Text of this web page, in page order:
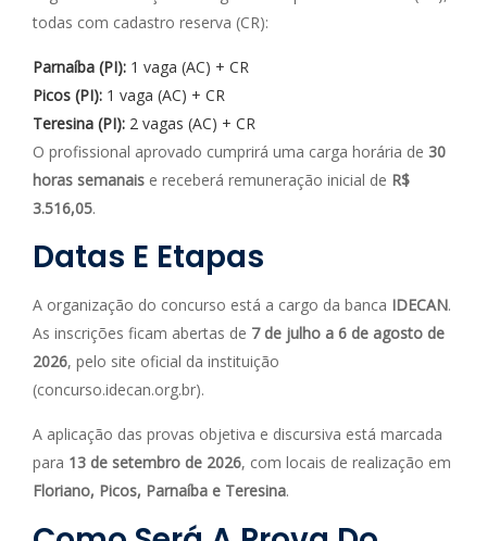
todas com cadastro reserva (CR):
Parnaíba (PI): 1 vaga (AC) + CR
Picos (PI): 1 vaga (AC) + CR
Teresina (PI): 2 vagas (AC) + CR
O profissional aprovado cumprirá uma carga horária de 30
horas semanais e receberá remuneração inicial de R$
3.516,05.
Datas E Etapas
A organização do concurso está a cargo da banca IDECAN.
As inscrições ficam abertas de 7 de julho a 6 de agosto de
2026, pelo site oficial da instituição
(concurso.idecan.org.br).
A aplicação das provas objetiva e discursiva está marcada
para 13 de setembro de 2026, com locais de realização em
Floriano, Picos, Parnaíba e Teresina.